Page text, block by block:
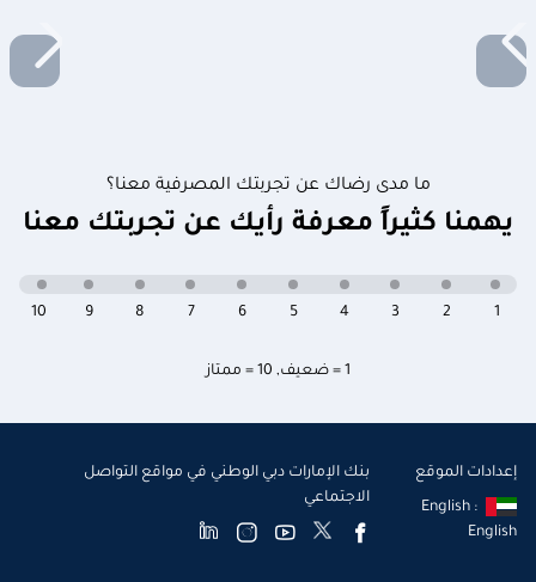
ما مدى رضاك عن تجربتك المصرفية معنا؟
يهمنا كثيراً معرفة رأيك عن تجربتك معنا
1 = ضعيف , 10 = ممتاز
10 9 8 7 6 5 4 3 2 1
إعدادات الموقع
English :
English
بنك الإمارات دبي الوطني في مواقع التواصل
الاجتماعي